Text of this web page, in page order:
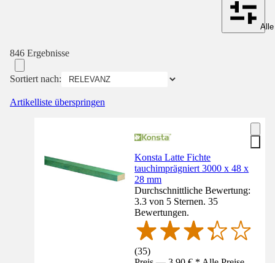
846 Ergebnisse
Sortiert nach:
Artikelliste überspringen
Konsta Latte Fichte
tauchimprägniert 3000 x 48 x
28 mm
Durchschnittliche Bewertung:
3.3 von 5 Sternen. 35
Bewertungen.
(35)